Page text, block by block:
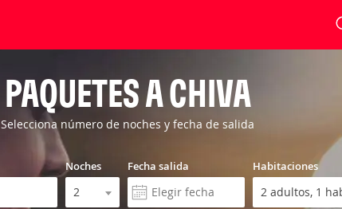
PAQUETES A CHIVA
Selecciona número de noches y fecha de salida
Noches Fecha salida Habitaciones